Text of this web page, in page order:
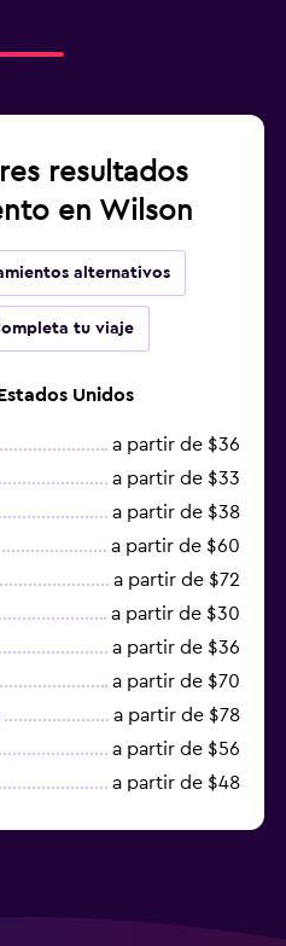
resultados
en Wilson
alternativos
tu viaje
Unidos
a partir de $36
a partir de $33
a partir de $38
a partir de $60
a partir de $72
a partir de $30
a partir de $36
a partir de $70
a partir de $78
a partir de $56
a partir de $48